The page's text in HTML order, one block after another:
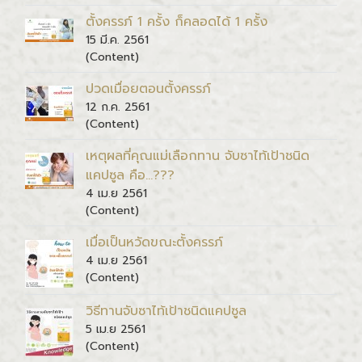
ตั้งครรภ์ 1 ครั้ง ก็คลอดได้ 1 ครั้ง
15 มี.ค. 2561
(Content)
ปวดเมื่อยตอนตั้งครรภ์
12 ก.ค. 2561
(Content)
เหตุผลที่คุณแม่เลือกทาน จับซาไท้เป้าชนิด
แคปซูล คือ...???
4 เม.ย 2561
(Content)
เมื่อเป็นหวัดขณะตั้งครรภ์
4 เม.ย 2561
(Content)
วิธีทานจับซาไท้เป้าชนิดแคปซูล
5 เม.ย 2561
(Content)